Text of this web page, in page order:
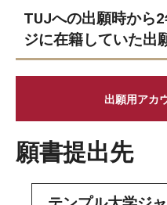
提携高等学校一覧
TUJへの出願時から
ジに在籍していた出
Application Fee
affiliated Schools
出願用アカ
願書提出先